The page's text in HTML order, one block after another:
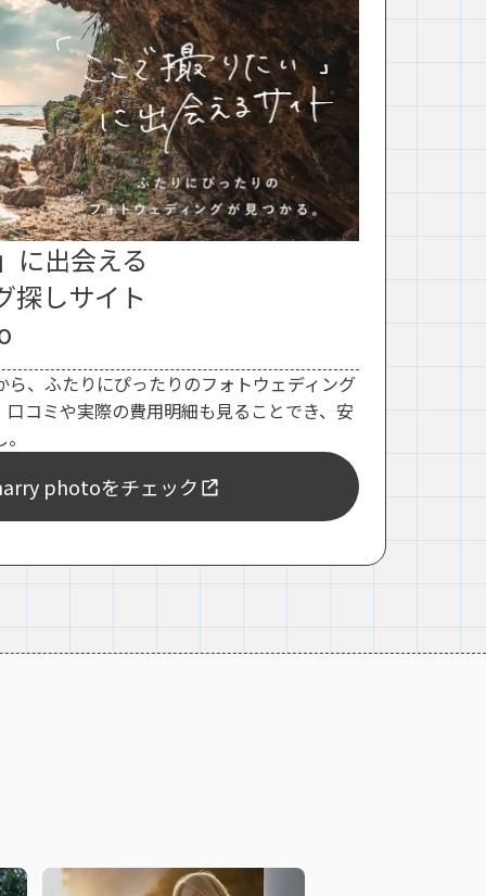
に出会える
探しサイト
、ふたりにぴったりのフォトウェディング
コミや実際の費用明細も見ることでき、安
photoをチェック